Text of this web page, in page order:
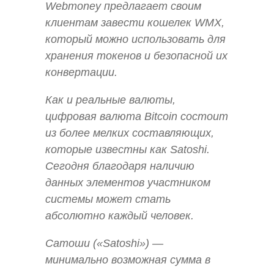
Webmoney предлагает своим
клиентам завести кошелек WMX,
который можно использовать для
хранения токенов и безопасной их
конвертации.
Как и реальные валюты,
цифровая валюта Bitcoin состоит
из более мелких составляющих,
которые известны как Satoshi.
Сегодня благодаря наличию
данных элементов участником
системы может стать
абсолютно каждый человек.
Сатоши («Satoshi») —
минимально возможная сумма в